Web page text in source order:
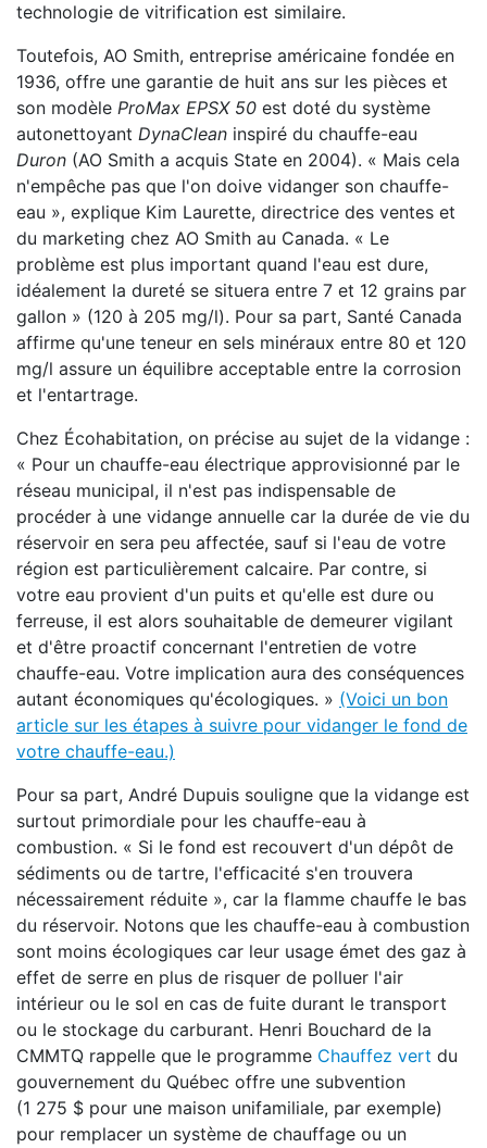
technologie de vitrification est similaire.
Toutefois, AO Smith, entreprise américaine fondée en
1936, offre une garantie de huit ans sur les pièces et
son modèle ProMax EPSX 50 est doté du système
autonettoyant DynaClean inspiré du chauffe-eau
Duron (AO Smith a acquis State en 2004). « Mais cela
n'empêche pas que l'on doive vidanger son chauffe-
eau », explique Kim Laurette, directrice des ventes et
du marketing chez AO Smith au Canada. « Le
problème est plus important quand l'eau est dure,
idéalement la dureté se situera entre 7 et 12 grains par
gallon » (120 à 205 mg/l). Pour sa part, Santé Canada
affirme qu'une teneur en sels minéraux entre 80 et 120
mg/l assure un équilibre acceptable entre la corrosion
et l'entartrage.
Chez Écohabitation, on précise au sujet de la vidange :
« Pour un chauffe-eau électrique approvisionné par le
réseau municipal, il n'est pas indispensable de
procéder à une vidange annuelle car la durée de vie du
réservoir en sera peu affectée, sauf si l'eau de votre
région est particulièrement calcaire. Par contre, si
votre eau provient d'un puits et qu'elle est dure ou
ferreuse, il est alors souhaitable de demeurer vigilant
et d'être proactif concernant l'entretien de votre
chauffe-eau. Votre implication aura des conséquences
autant économiques qu'écologiques. » (Voici un bon
article sur les étapes à suivre pour vidanger le fond de
votre chauffe-eau.)
Pour sa part, André Dupuis souligne que la vidange est
surtout primordiale pour les chauffe-eau à
combustion. « Si le fond est recouvert d'un dépôt de
sédiments ou de tartre, l'efficacité s'en trouvera
nécessairement réduite », car la flamme chauffe le bas
du réservoir. Notons que les chauffe-eau à combustion
sont moins écologiques car leur usage émet des gaz à
effet de serre en plus de risquer de polluer l'air
intérieur ou le sol en cas de fuite durant le transport
ou le stockage du carburant. Henri Bouchard de la
CMMTQ rappelle que le programme Chauffez vert du
gouvernement du Québec offre une subvention
(1 275 $ pour une maison unifamiliale, par exemple)
pour remplacer un système de chauffage ou un